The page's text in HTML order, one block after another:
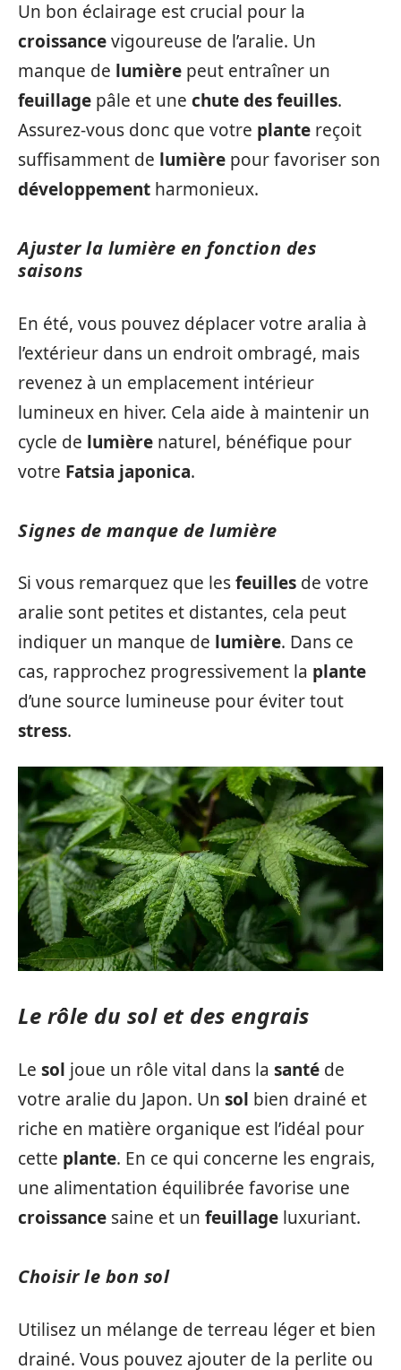
Un bon éclairage est crucial pour la
croissancevigoureuse de l’aralie. Un
manque de lumière peut entraîner un
feuillage pâle et une chute des feuilles.
Assurez-vous donc que votre plante reçoit
suffisamment de lumière pour favoriser son
développement harmonieux.
Ajuster la lumière en fonction des
saisons
En été, vous pouvez déplacer votre aralia à
l’extérieur dans un endroit ombragé, mais
revenez à un emplacement intérieur
lumineux en hiver. Cela aide à maintenir un
cycle de lumière naturel, bénéfique pour
votre Fatsia japonica.
Signes de manque de lumière
Si vous remarquez que lesfeuilles de votre
aralie sont petites et distantes, cela peut
indiquer un manque de lumière. Dans ce
cas, rapprochez progressivement la plante
d’une source lumineuse pour éviter tout
stress.
Le rôle du sol et des engrais
Le sol joue un rôle vital dans la santé de
votre aralie du Japon. Un sol bien drainé et
riche en matière organique est l’idéal pour
cette plante. En ce qui concerne les engrais,
une alimentation équilibrée favorise une
croissance saine et un feuillage luxuriant.
Choisir le bon sol
Utilisez un mélange de terreau léger et bien
drainé. Vous pouvez ajouter de la perlite ou